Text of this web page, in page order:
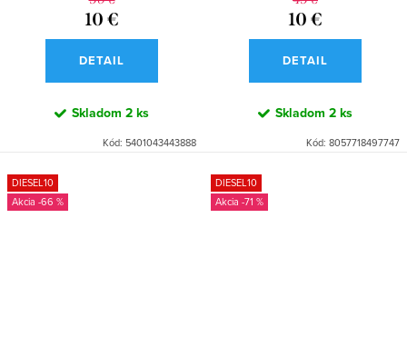
10 €
DETAIL
Skladom 2 ks
Kód: 5401043443888
10 €
DETAIL
Skladom 2 ks
Kód: 8057718497747
DIESEL10
-66 %
DIESEL10
-71 %